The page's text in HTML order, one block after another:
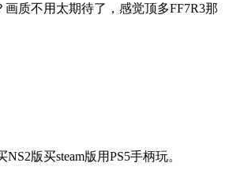
画质不用太期待了，感觉顶多FF7R3那
版买steam版用PS5手柄玩。